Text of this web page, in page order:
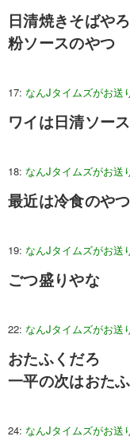
日清焼きそばやろ
粉ソースのやつ
17: なんJタイムズがお送
ワイは日清ソー
18: なんJタイムズがお送
最近は冷食のや
19: なんJタイムズがお送
ごつ盛りやな
22: なんJタイムズがお送
おたふくだろ
一平の次はおた
24: なんJタイムズがお送